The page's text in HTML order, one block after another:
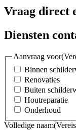
Vraag direct
Diensten
Aanvraag voor
Binnen
Renovaties
Buiten
Houtreparatie
Onderhoud
Volledige naam